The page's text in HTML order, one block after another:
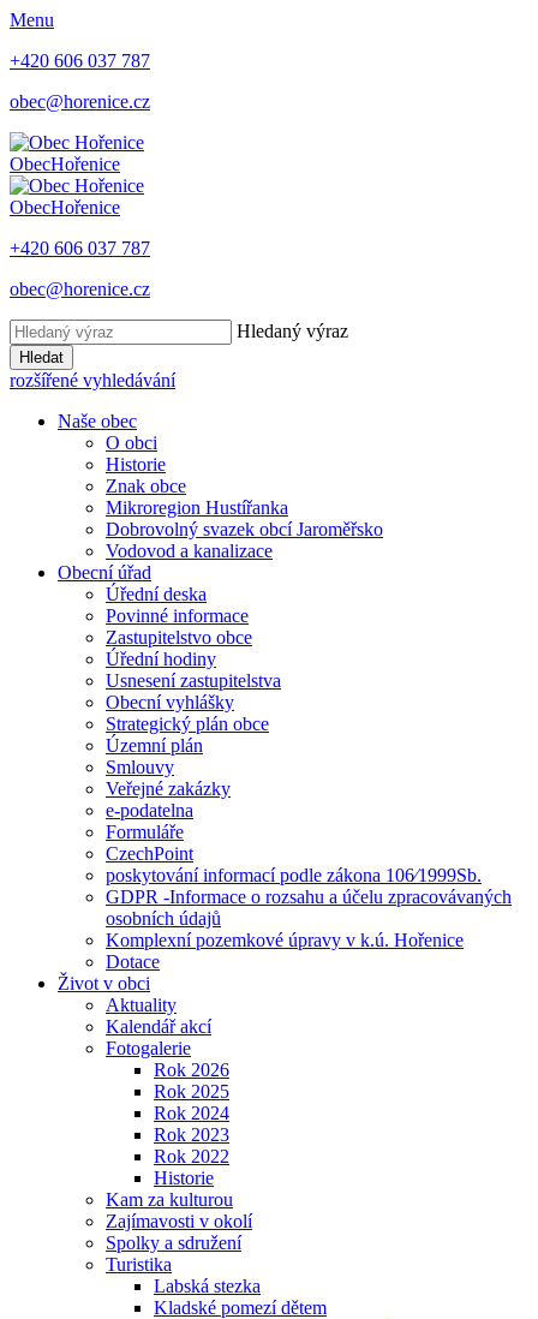
Menu
+420 606 037 787
obec@horenice.cz
ObecHořenice
ObecHořenice
+420 606 037 787
obec@horenice.cz
Hledaný výraz
Hledat
rozšířené vyhledávání
Naše obec
O obci
Historie
Znak obce
Mikroregion Hustířanka
Dobrovolný svazek obcí Jaroměřsko
Vodovod a kanalizace
Obecní úřad
Úřední deska
Povinné informace
Zastupitelstvo obce
Úřední hodiny
Usnesení zastupitelstva
Obecní vyhlášky
Strategický plán obce
Územní plán
Smlouvy
Veřejné zakázky
e-podatelna
Formuláře
CzechPoint
poskytování informací podle zákona 106⁄1999Sb.
GDPR -Informace o rozsahu a účelu zpracovávaných
osobních údajů
Komplexní pozemkové úpravy v k.ú. Hořenice
Dotace
Život v obci
Aktuality
Kalendář akcí
Fotogalerie
Rok 2026
Rok 2025
Rok 2024
Rok 2023
Rok 2022
Historie
Kam za kulturou
Zajímavosti v okolí
Spolky a sdružení
Turistika
Labská stezka
Kladské pomezí dětem